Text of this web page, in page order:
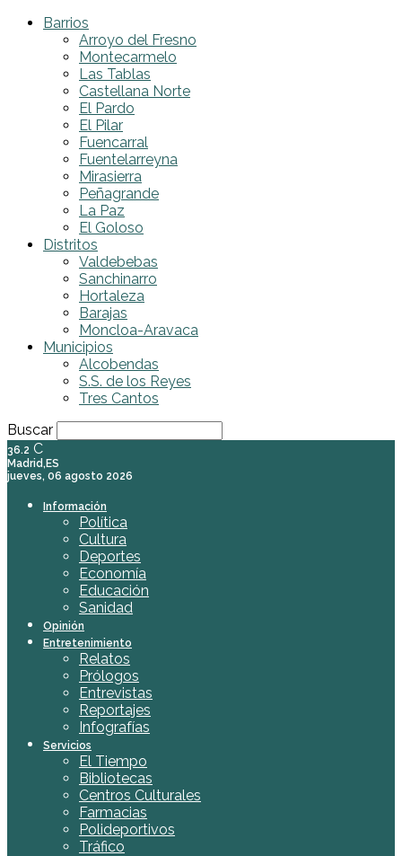
Barrios
Arroyo del Fresno
Montecarmelo
Las Tablas
Castellana Norte
El Pardo
El Pilar
Fuencarral
Fuentelarreyna
Mirasierra
Peñagrande
La Paz
El Goloso
Distritos
Valdebebas
Sanchinarro
Hortaleza
Barajas
Moncloa-Aravaca
Municipios
Alcobendas
S.S. de los Reyes
Tres Cantos
Buscar
36.2 C
Madrid,ES
jueves, 06 agosto 2026
Información
Política
Cultura
Deportes
Economía
Educación
Sanidad
Opinión
Entretenimiento
Relatos
Prólogos
Entrevistas
Reportajes
Infografías
Servicios
El Tiempo
Bibliotecas
Centros Culturales
Farmacias
Polideportivos
Tráfico